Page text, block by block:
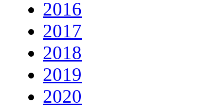
2016
2017
2018
2019
2020